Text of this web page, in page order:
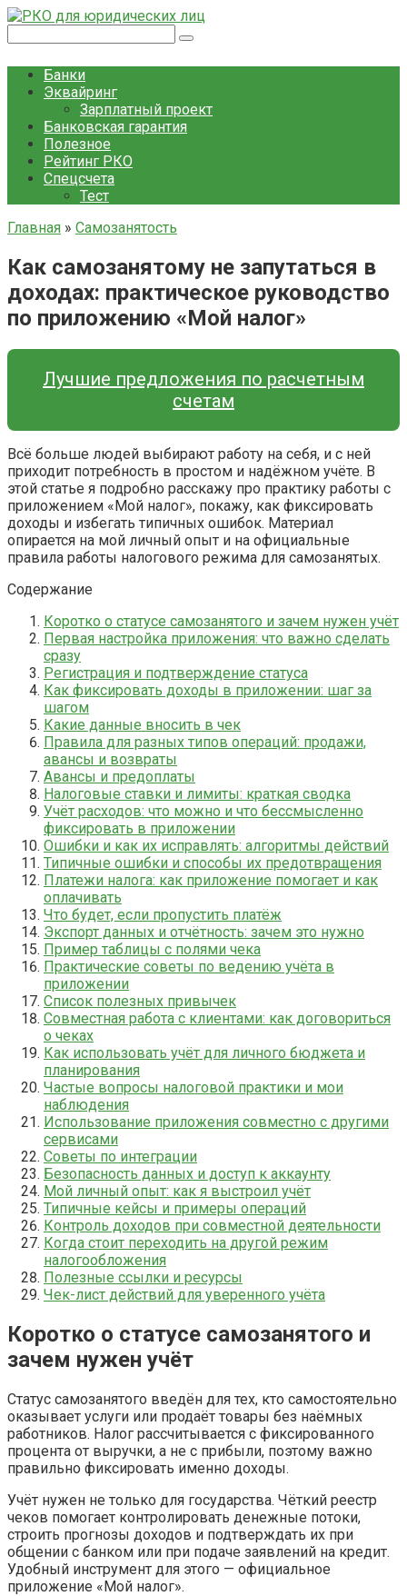
Перейти
контенту
Банки
Эквайринг
Зарплатный проект
Банковская гарантия
Полезное
Рейтинг РКО
Спецсчета
Тест
Главная » Самозанятость
Как самозанятому не запутаться в
доходах: практическое руководство
по приложению «Мой налог»
Лучшие предложения по расчетным
счетам
Всё больше людей выбирают работу на себя, и с ней
приходит потребность в простом и надёжном учёте. В
этой статье я подробно расскажу про практику работы с
приложением «Мой налог», покажу, как фиксировать
доходы и избегать типичных ошибок. Материал
опирается на мой личный опыт и на официальные
правила работы налогового режима для самозанятых.
Содержание
Коротко о статусе самозанятого и зачем нужен учёт
Первая настройка приложения: что важно сделать
сразу
Регистрация и подтверждение статуса
Как фиксировать доходы в приложении: шаг за
шагом
Какие данные вносить в чек
Правила для разных типов операций: продажи,
авансы и возвраты
Авансы и предоплаты
Налоговые ставки и лимиты: краткая сводка
Учёт расходов: что можно и что бессмысленно
фиксировать в приложении
Ошибки и как их исправлять: алгоритмы действий
Типичные ошибки и способы их предотвращения
Платежи налога: как приложение помогает и как
оплачивать
Что будет, если пропустить платёж
Экспорт данных и отчётность: зачем это нужно
Пример таблицы с полями чека
Практические советы по ведению учёта в
приложении
Список полезных привычек
Совместная работа с клиентами: как договориться
о чеках
Как использовать учёт для личного бюджета и
планирования
Частые вопросы налоговой практики и мои
наблюдения
Использование приложения совместно с другими
сервисами
Советы по интеграции
Безопасность данных и доступ к аккаунту
Мой личный опыт: как я выстроил учёт
Типичные кейсы и примеры операций
Контроль доходов при совместной деятельности
Когда стоит переходить на другой режим
налогообложения
Полезные ссылки и ресурсы
Чек-лист действий для уверенного учёта
Коротко о статусе самозанятого и
зачем нужен учёт
Статус самозанятого введён для тех, кто самостоятельно
оказывает услуги или продаёт товары без наёмных
работников. Налог рассчитывается с фиксированного
процента от выручки, а не с прибыли, поэтому важно
правильно фиксировать именно доходы.
Учёт нужен не только для государства. Чёткий реестр
чеков помогает контролировать денежные потоки,
строить прогнозы доходов и подтверждать их при
общении с банком или при подаче заявлений на кредит.
Удобный инструмент для этого — официальное
приложение «Мой налог».